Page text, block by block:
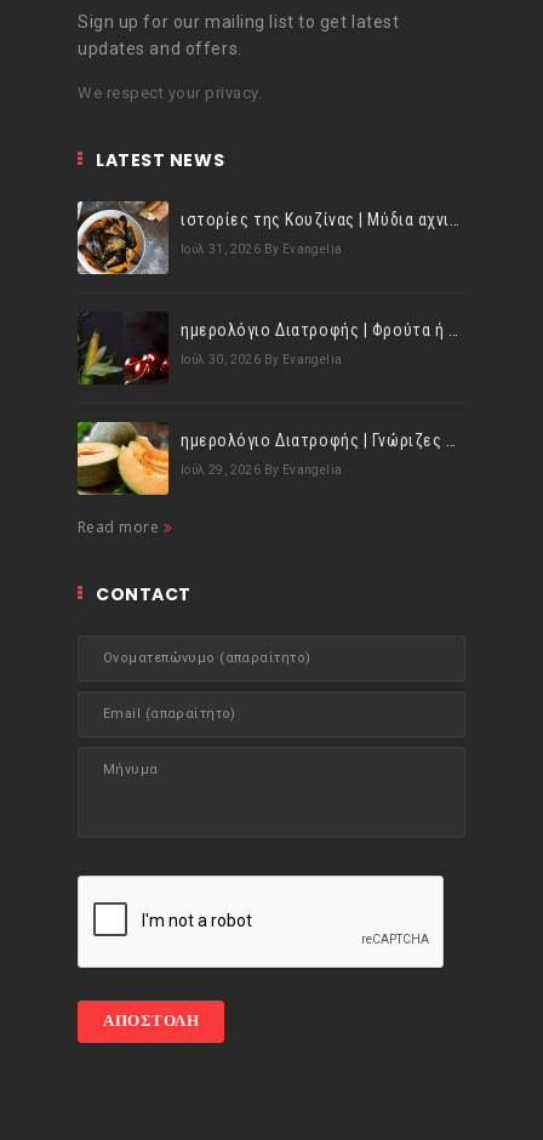
Sign up for our mailing list to get latest
updates and offers.
We respect your privacy.
LATEST NEWS
ιστορίες της Κουζίνας | Μύδια αχνιστά σβησμένα με λευκό κρασί!
Ιούλ 31, 2026 By Evangelia
ημερολόγιο Διατροφής | Φρούτα ή λαχανικά; Γνωρίζεις τη διαφορά;
Ιούλ 30, 2026 By Evangelia
ημερολόγιο Διατροφής | Γνώριζες ότι, το πεπόνι περιέχει πολλές βιταμίνες;
Ιούλ 29, 2026 By Evangelia
Read more
CONTACT